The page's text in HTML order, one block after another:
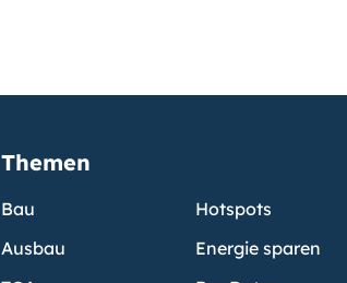
Themen
Bau
Ausbau
Hotspots
Energie sparen